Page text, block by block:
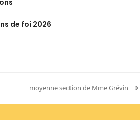
de foi 2026
next
post:
moyenne section de Mme Grévin